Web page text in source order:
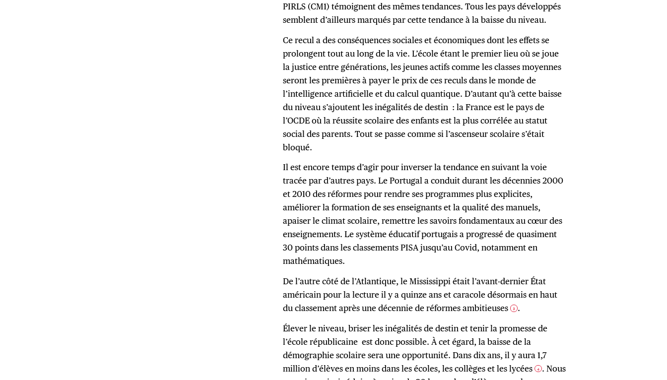
PIRLS (CM1) témoignent des mêmes tendances. Tous les pays développés
semblent d’ailleurs marqués par cette tendance à la baisse du niveau.
Ce recul a des conséquences sociales et économiques dont les effets se
prolongent tout au long de la vie. L’école étant le premier lieu où se joue
la justice entre générations, les jeunes actifs comme les classes moyennes
seront les premières à payer le prix de ces reculs dans le monde de
l’intelligence artificielle et du calcul quantique. D’autant qu’à cette baisse
du niveau s’ajoutent les inégalités de destin : la France est le pays de
l’OCDE où la réussite scolaire des enfants est la plus corrélée au statut
social des parents. Tout se passe comme si l’ascenseur scolaire s’était
bloqué.
Il est encore temps d’agir pour inverser la tendance en suivant la voie
tracée par d’autres pays. Le Portugal a conduit durant les décennies 2000
et 2010 des réformes pour rendre ses programmes plus explicites,
améliorer la formation de ses enseignants et la qualité des manuels,
apaiser le climat scolaire, remettre les savoirs fondamentaux au cœur des
enseignements. Le système éducatif portugais a progressé de quasiment
30 points dans les classements PISA jusqu’au Covid, notamment en
mathématiques.
De l’autre côté de l’Atlantique, le Mississippi était l’avant-dernier État
américain pour la lecture il y a quinze ans et caracole désormais en haut
du classement après une décennie de réformes ambitieuses 3 .
Élever le niveau, briser les inégalités de destin et tenir la promesse de
l’école républicaine est donc possible. À cet égard, la baisse de la
démographie scolaire sera une opportunité. Dans dix ans, il y aura 1,7
million d’élèves en moins dans les écoles, les collèges et les lycées 4 . Nous